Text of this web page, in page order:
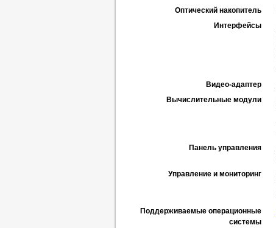
Оптический накопитель
Интерфейсы
Видео-адаптер
Вычислительные модули
Панель управления
Управление и мониторинг
Поддерживаемые операционные
системы